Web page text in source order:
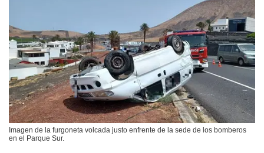
Imagen de la furgoneta volcada justo enfrente de la sede de los bomberos
en el Parque Sur.